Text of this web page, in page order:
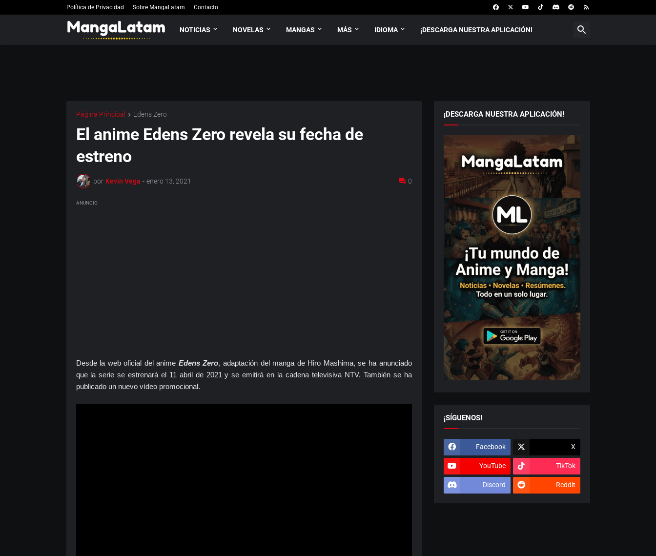
Política de Privacidad Sobre MangaLatam Contacto
NOTICIAS NOVELAS MANGAS MÁS IDIOMA ¡DESCARGA NUESTRA APLICACIÓN!
Página Principal Edens Zero
El anime Edens Zero revela su fecha de
estreno
por Kevin Vega - enero 13, 2021 0
ANUNCIO
Desde la web oficial del anime Edens Zero, adaptación del manga de Hiro Mashima, se ha anunciado
que la serie se estrenará el 11 abril de 2021 y se emitirá en la cadena televisiva NTV. También se ha
publicado un nuevo vídeo promocional.
¡DESCARGA NUESTRA APLICACIÓN!
¡SÍGUENOS!
Facebook X
YouTube TikTok
Discord Reddit